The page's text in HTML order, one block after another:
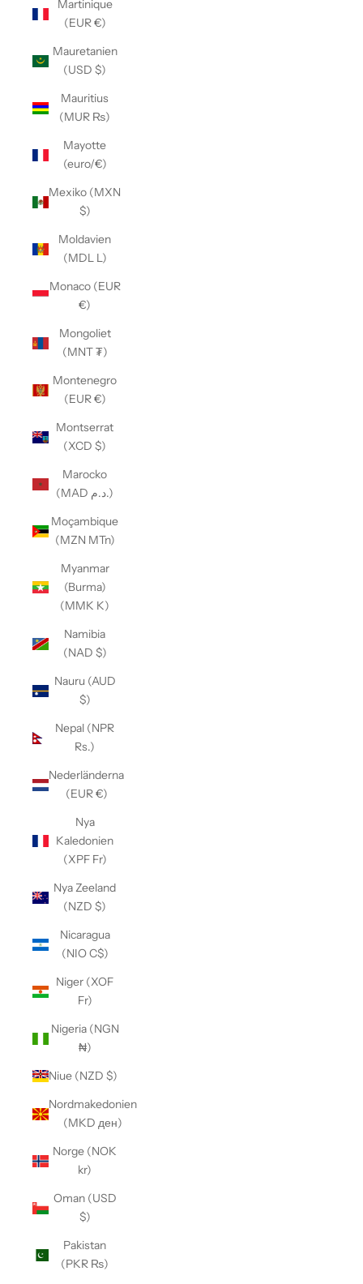
Martinique
(EUR €)
Mauretanien
(USD $)
Mauritius
(MUR ₨)
Mayotte
(euro/€)
Mexiko (MXN
$)
Moldavien
(MDL L)
Monaco (EUR
€)
Mongoliet
(MNT ₮)
Montenegro
(EUR €)
Montserrat
(XCD $)
Marocko
(MAD د.م.)
Moçambique
(MZN MTn)
Myanmar
(Burma)
(MMK K)
Namibia
(NAD $)
Nauru (AUD
$)
Nepal (NPR
Rs.)
Nederländerna
(EUR €)
Nya
Kaledonien
(XPF Fr)
Nya Zeeland
(NZD $)
Nicaragua
(NIO C$)
Niger (XOF
Fr)
Nigeria (NGN
₦)
Niue (NZD $)
Nordmakedonien
(MKD ден)
Norge (NOK
kr)
Oman (USD
$)
Pakistan
(PKR ₨)